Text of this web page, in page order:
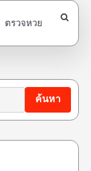
ตรวจหวย
ค้นหา